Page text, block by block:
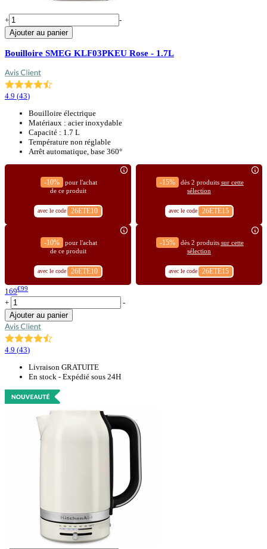
+
-
Ajouter au panier
Bouilloire SMEG KLF03PKEU Rose - 1.7L
4.9 (43)
Bouilloire électrique
Matériaux : acier inoxydable
Capacité : 1.7 L
Température non réglable
Arrêt automatique, base 360°
-10%
pour l'achat
de ce produit
avec le code 26ETE10
-15% dès 2 produits sur cette
sélection
avec le code 26ETE15
-10%
pour l'achat
de ce produit
avec le code 26ETE10
-15% dès 2 produits sur cette
sélection
avec le code 26ETE15
169€99
+
-
Ajouter au panier
4.9 (43)
Livraison GRATUITE
En stock - Expédié sous 24H